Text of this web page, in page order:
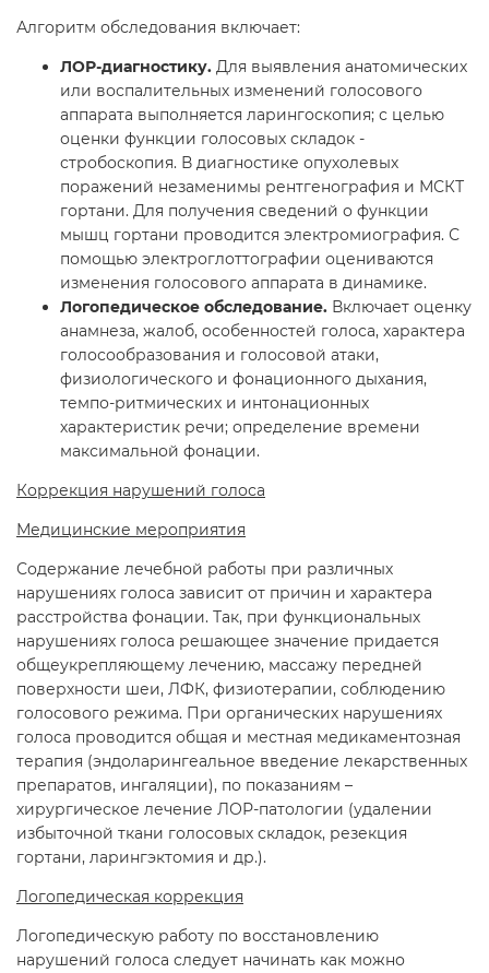
Алгоритм обследования включает:
ЛОР-диагностику. Для выявления анатомических
или воспалительных изменений голосового
аппарата выполняется ларингоскопия; с целью
оценки функции голосовых складок -
стробоскопия. В диагностике опухолевых
поражений незаменимы рентгенография и МСКТ
гортани. Для получения сведений о функции
мышц гортани проводится электромиография. С
помощью электроглоттографии оцениваются
изменения голосового аппарата в динамике.
Логопедическое обследование. Включает оценку
анамнеза, жалоб, особенностей голоса, характера
голосообразования и голосовой атаки,
физиологического и фонационного дыхания,
темпо-ритмических и интонационных
характеристик речи; определение времени
максимальной фонации.
Коррекция нарушений голоса
Медицинские мероприятия
Содержание лечебной работы при различных
нарушениях голоса зависит от причин и характера
расстройства фонации. Так, при функциональных
нарушениях голоса решающее значение придается
общеукрепляющему лечению, массажу передней
поверхности шеи, ЛФК, физиотерапии, соблюдению
голосового режима. При органических нарушениях
голоса проводится общая и местная медикаментозная
терапия (эндоларингеальное введение лекарственных
препаратов, ингаляции), по показаниям –
хирургическое лечение ЛОР-патологии (удалении
избыточной ткани голосовых складок, резекция
гортани, ларингэктомия и др.).
Логопедическая коррекция
Логопедическую работу по восстановлению
нарушений голоса следует начинать как можно